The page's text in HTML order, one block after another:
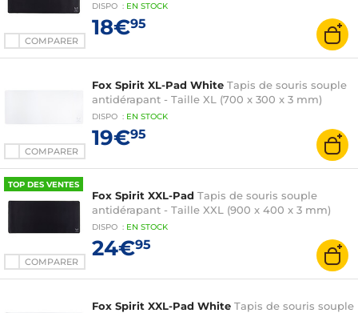
COMPARER
DISPO : EN STOCK
18€95
COMPARER
Fox Spirit XL-Pad White Tapis de souris souple
antidérapant - Taille XL (700 x 300 x 3 mm)
DISPO : EN STOCK
19€95
TOP DES VENTES
COMPARER
Fox Spirit XXL-Pad Tapis de souris souple
antidérapant - Taille XXL (900 x 400 x 3 mm)
DISPO : EN STOCK
24€95
Fox Spirit XXL-Pad White Tapis de souris souple